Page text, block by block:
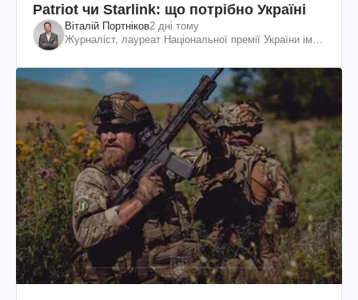
Patriot чи Starlink: що потрібно Україні
Віталій Портніков2 дні тому
Журналіст, лауреат Національної премії України ім.